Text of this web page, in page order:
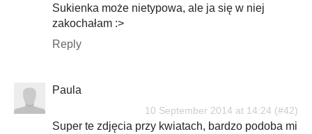
Sukienka może nietypowa, ale ja się w niej
zakochałam :>
Reply
Paula
10 September 2014 at 14:24
Super te zdjęcia przy kwiatach, bardzo podoba mi